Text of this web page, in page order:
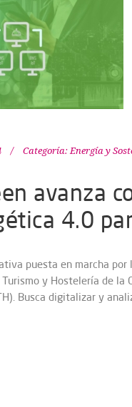
Categoría: Energía y
avanza
4.0
puesta en marcha por
Turismo y Hostelería de la
Busca digitalizar y